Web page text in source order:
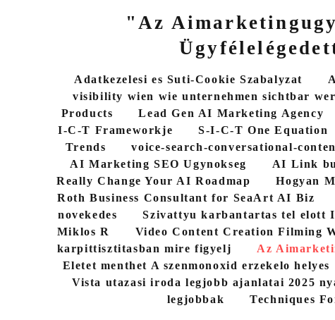
"Az
Adatkezelesi es Suti-Cookie Szabalyzat
visibility wien wie unternehmen sichtbar
Products
Lead Gen AI Marketing Agency
I-C-T Frameworkje
S-I-C-T One Equation
Trends
voice-search-conversational-
AI Marketing SEO Ugynokseg
AI Link
Really Change Your AI Roadmap
Hogyan
Roth Business Consultant for SeaArt AI Biz
novekedes
Szivattyu karbantartas tel elott
Miklos R
Video Content Creation Filming
karpittisztitasban mire figyelj
Az
Eletet menthet A szenmonoxid erzekelo helyes
Vista utazasi iroda legjobb ajanlatai 2025
legjobbak
Techniques